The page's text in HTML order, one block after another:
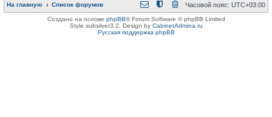
На главную Список форумов Часовой пояс: UTC+03:00
Создано на основе phpBB® Forum Software © phpBB Limited
Style subsilver3.2. Design by CabinetAdmina.ru
Русская поддержка phpBB